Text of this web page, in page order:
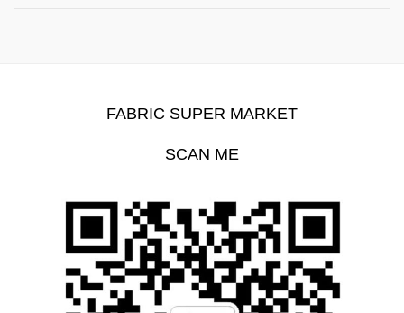
FABRIC SUPER MARKET
SCAN ME